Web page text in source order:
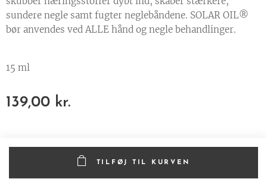
sundere negle samt fugter neglebåndene. SOLAR OIL®
bør anvendes ved ALLE hånd og negle behandlinger.
15 ml
139,00 kr.
TILFØJ TIL KURVEN